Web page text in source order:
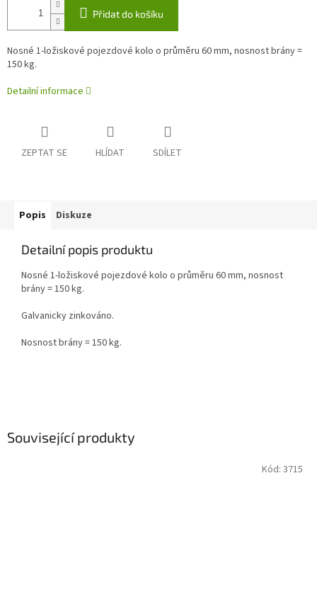
Přidat do košíku
Nosné 1-ložiskové pojezdové kolo o průměru 60 mm, nosnost brány =
150 kg.
Detailní informace
ZEPTAT SE HLÍDAT SDÍLET
Související produkty
Kód: 3715
Popis Diskuze
Detailní popis produktu
Nosné 1-ložiskové pojezdové kolo o průměru 60 mm, nosnost
brány = 150 kg.
Galvanicky zinkováno.
Nosnost brány = 150 kg.